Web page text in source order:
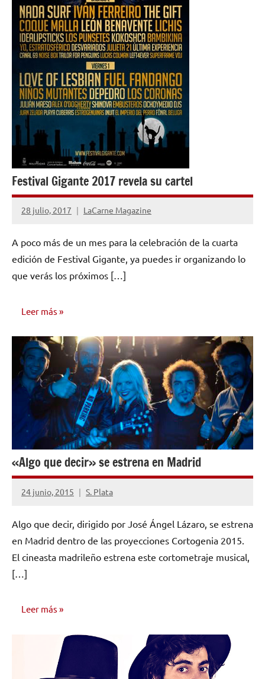
Festival Gigante 2017 revela su cartel
28 julio, 2017 LaCarne Magazine
No
comentarios
A poco más de un mes para la celebración de la cuarta
edición de Festival Gigante, ya puedes ir organizando lo
que verás los próximos […]
Leer más
NOTICIAS
«Algo que decir» se estrena en Madrid
24 junio, 2015 S. Plata
No
comentarios
Algo que decir, dirigido por José Ángel Lázaro, se estrena
en Madrid dentro de las proyecciones Cortogenia 2015.
El cineasta madrileño estrena este cortometraje musical,
[…]
Leer más